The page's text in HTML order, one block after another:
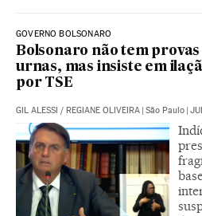
GOVERNO BOLSONARO
Bolsonaro não tem
urnas, mas insiste em
por TSE
GIL ALESSI / REGIANE OLIVEIRA São Paulo